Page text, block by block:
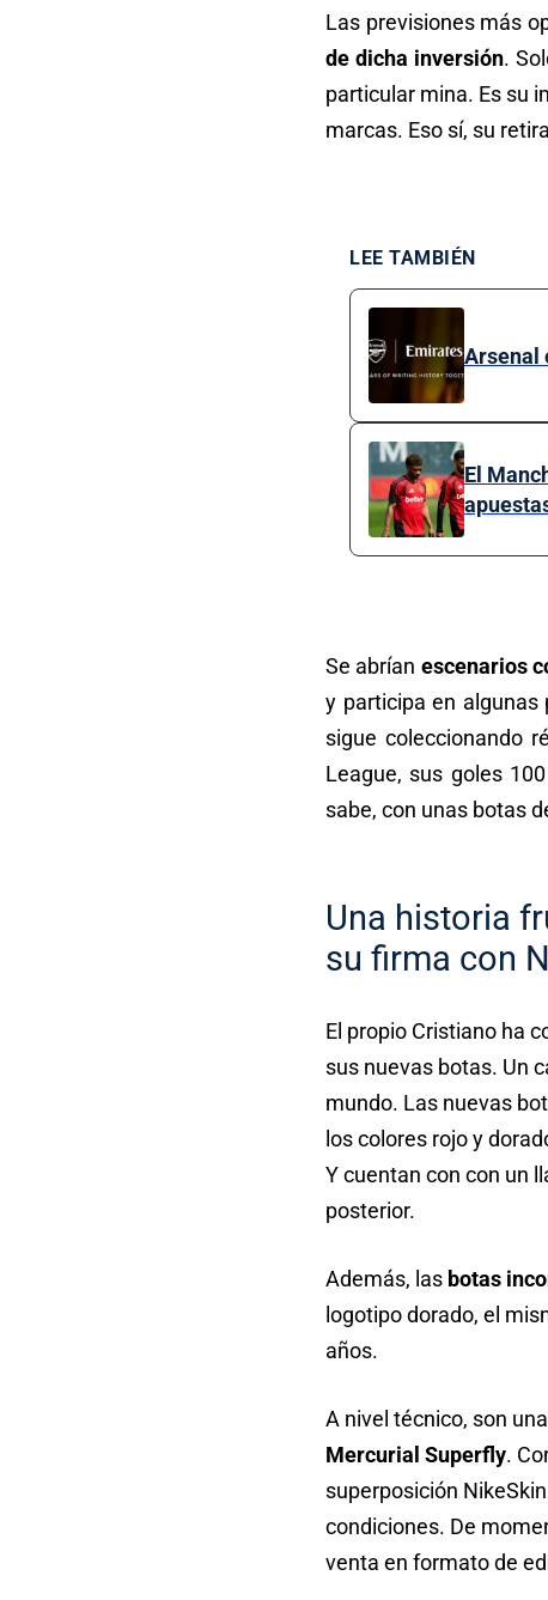
Las previsiones más
de dicha inversión.
particular mina. Es su
marcas. Eso sí, su
LEE TAMBIÉN
Arsenal
El
Se abrían escenarios
y participa en algunas
sigue coleccionando
League, sus goles
sabe, con unas botas
Una historia
su firma con
El propio Cristiano ha
sus nuevas botas. Un
mundo. Las nuevas
los colores rojo y
Y cuentan con con un
posterior.
Además, las botas
logotipo dorado, el
años.
A nivel técnico, son
Mercurial Superfly.
superposición
condiciones. De
venta en formato de